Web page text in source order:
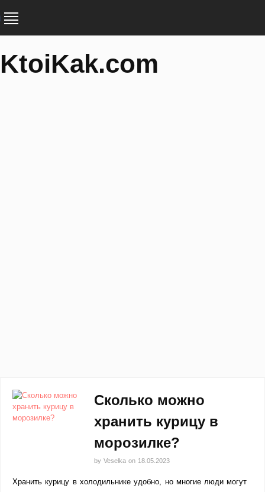
KtoiKak.com
Сколько можно
хранить курицу в
морозилке?
by Veselka on 18.05.2023
Хранить курицу в холодильнике удобно, но многие люди могут